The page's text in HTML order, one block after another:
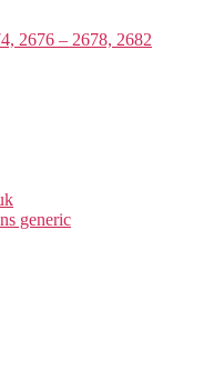
2676 – 2678, 2682
generic